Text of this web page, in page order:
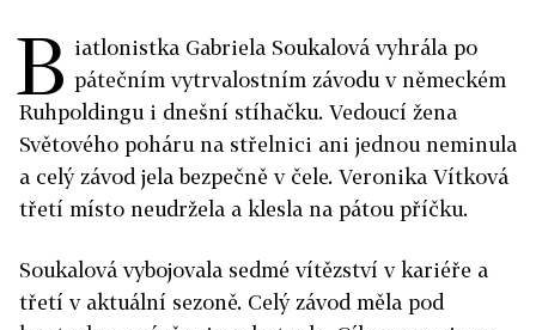
B iatlonistka Gabriela Soukalová vyhrála po
pátečním vytrvalostním závodu v německém
Ruhpoldingu i dnešní stíhačku. Vedoucí žena
Světového poháru na střelnici ani jednou neminula
a celý závod jela bezpečně v čele. Veronika Vítková
třetí místo neudržela a klesla na pátou příčku.
Soukalová vybojovala sedmé vítězství v kariéře a
třetí v aktuální sezoně. Celý závod měla pod